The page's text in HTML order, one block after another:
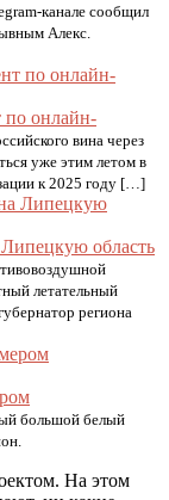
канале сообщил
Алекс.
по онлайн-
вина через
уже этим летом в
к 2025 году […]
область
летательный
региона
большой белый
На этом